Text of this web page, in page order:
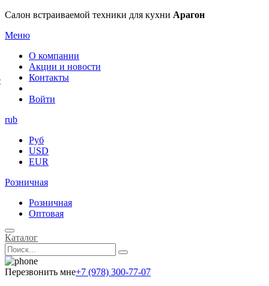
Салон встраиваемой техники для кухни Арагон
Меню
О компании
Акции и новости
Контакты
Войти
rub
Руб
USD
EUR
Розничная
Розничная
Оптовая
Каталог
Перезвонить мне+7 (978) 300-77-07